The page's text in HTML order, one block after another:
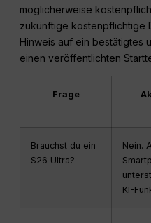
möglicherweise
zukünftige kostenpflichtige
Hinweis auf ein bestätigtes
einen veröffentlichten
Frage
Brauchst du ein
S26 Ultra?
Nein.
KI-